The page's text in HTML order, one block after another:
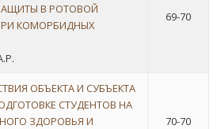
В РОТОВОЙ
КОМОРБИДНЫХ
69-70
ОБЪЕКТА И СУБЪЕКТА
СТУДЕНТОВ НА
ЗДОРОВЬЯ И
70-70